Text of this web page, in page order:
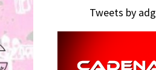
Tweets by